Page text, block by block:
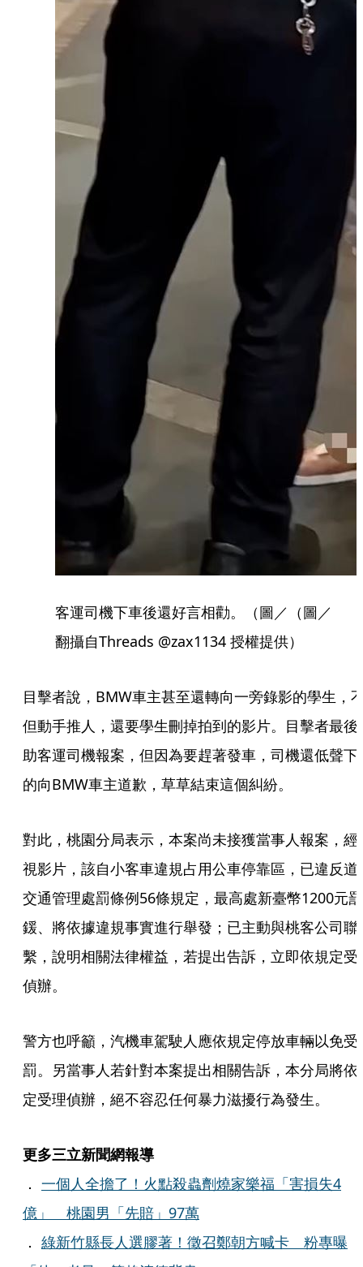
客運司機下車後還好言相勸。（圖／（圖／
翻攝自Threads @zax1134 授權提供）
目擊者說，BMW車主甚至還轉向一旁錄影的學生，
但動手推人，還要學生刪掉拍到的影片。目擊者最後
助客運司機報案，但因為要趕著發車，司機還低聲下
的向BMW車主道歉，草草結束這個糾紛。
對此，桃園分局表示，本案尚未接獲當事人報案，經
視影片，該自小客車違規占用公車停靠區，已違反道
交通管理處罰條例56條規定，最高處新臺幣1200元罰
鍰、將依據違規事實進行舉發；已主動與桃客公司聯
繫，說明相關法律權益，若提出告訴，立即依規定受
偵辦。
警方也呼籲，汽機車駕駛人應依規定停放車輛以免受
罰。另當事人若針對本案提出相關告訴，本分局將依
定受理偵辦，絕不容忍任何暴力滋擾行為發生。
更多三立新聞網報導
． 一個人全擔了！火點殺蟲劑燒家樂福「害損失4
億」 桃園男「先賠」97萬
． 綠新竹縣長人選膠著！徵召鄭朝方喊卡 粉專曝